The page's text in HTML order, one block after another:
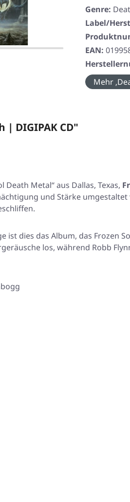
Genre:
Label/
EAN:
Mehr
| DIGIPAK CD"
Metal“ aus Dallas, Texas,
und Stärke
dies das Album, das Frozen
los, während Robb